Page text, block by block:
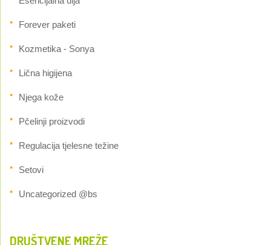
Forever paketi
Kozmetika - Sonya
Lična higijena
Njega kože
Pčelinji proizvodi
Regulacija tjelesne težine
Setovi
Uncategorized @bs
DRUŠTVENE MREŽE